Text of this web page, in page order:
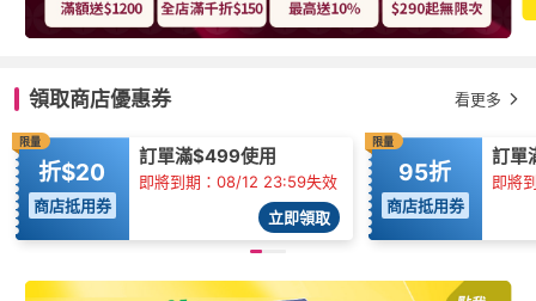
領取商店優惠券 看更多
限量
折$20
商店抵用券
訂單滿$499使用
即將到期：08/12 23:59失效
立即領取
限量
95折
商店抵用券
訂單
即將